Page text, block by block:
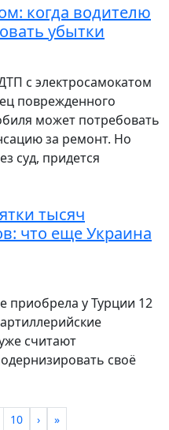
когда водителю
убытки
с электросамокатом
поврежденного
может потребовать
за ремонт. Но
суд, придется
тысяч
что еще Украина
приобрела у Турции 12
считают
своё
10 › »